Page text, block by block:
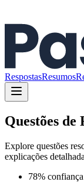
RespostasResumos
Questões de
Explore questões
explicações
78% confiança